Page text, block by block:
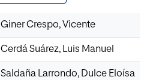
Giner Crespo, Vicente
Cerdá Suárez, Luis Manuel
Saldaña Larrondo, Dulce Eloísa